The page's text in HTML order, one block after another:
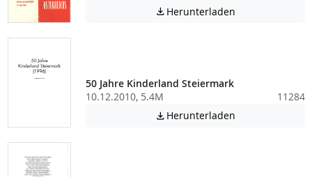
 Herunterladen
50 Jahre Kinderland Steiermark
10.12.2010, 5.4M
11284
 Herunterladen